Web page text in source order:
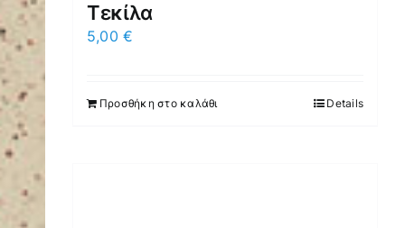
Τεκίλα
5,00€
Προσθήκη στο καλάθι Details